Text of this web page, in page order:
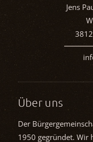
Jens
Über uns
Der
1950 gegründet. Wir